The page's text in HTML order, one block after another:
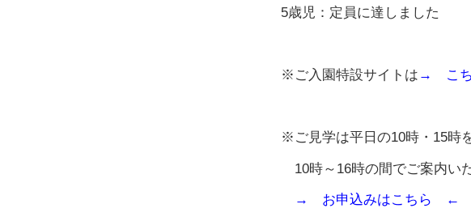
5歳児：定員に達しました
※ご入園特設サイトは → こ
※ご見学は平日の10時・15時
10時～16時の間でご案内い
→ お申込みはこちら ←